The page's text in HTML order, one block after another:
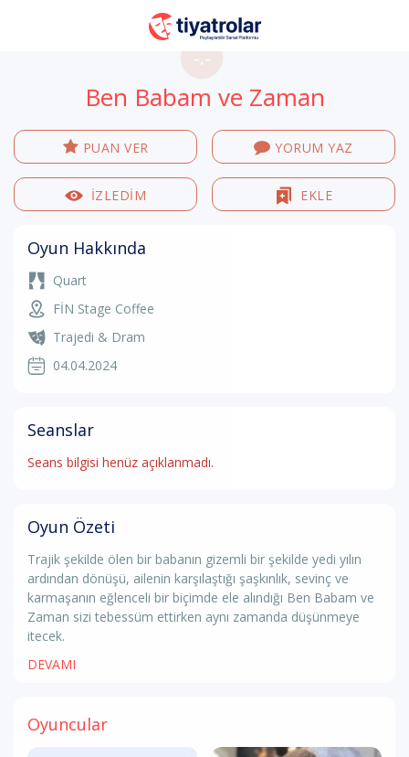
-.-
Ben Babam ve Zaman
PUAN VER YORUM YAZ
İZLEDİM EKLE
Oyun Hakkında
Quart
FİN Stage Coffee
Trajedi & Dram
04.04.2024
Seanslar
Seans bilgisi henüz açıklanmadı.
Oyun Özeti
Trajik şekilde ölen bir babanın gizemli bir şekilde yedi yılın
ardından dönüşü, ailenin karşılaştığı şaşkınlık, sevinç ve
karmaşanın eğlenceli bir biçimde ele alındığı Ben Babam ve
Zaman sizi tebessüm ettirken aynı zamanda düşünmeye
itecek.
DEVAMI
Oyuncular